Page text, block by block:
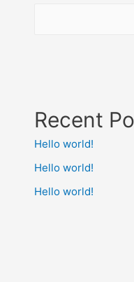
Recent
Hello world!
Hello world!
Hello world!